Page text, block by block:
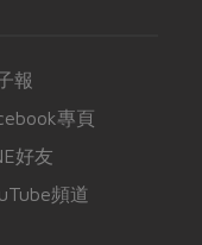
報
專頁
好友
頻道